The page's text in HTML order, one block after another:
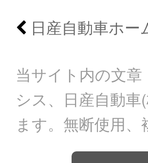
日産自動車ホ
当サイト内の文
シス、日産自動
ます。無断使用